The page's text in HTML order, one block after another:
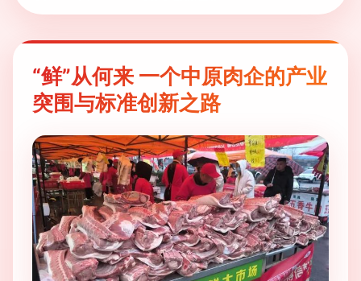
“鲜”从何来 一个中原肉企的产业
突围与标准创新之路